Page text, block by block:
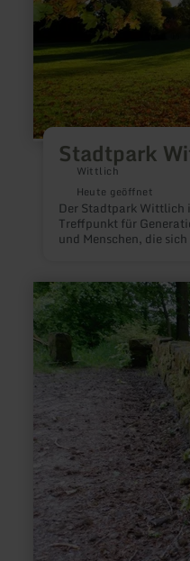
Stadtpark
Wittlich
Heute geöffnet
Der Stadtpark Wittlich
Treffpunkt für
und Menschen, die
mehr
erfahren
zu:
Reste
der
Römischen
Langmauer